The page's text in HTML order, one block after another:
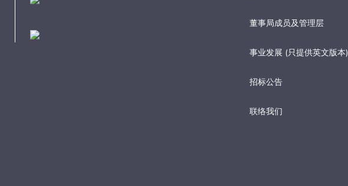
董事局成员及管理层
事业发展 (只提供英文版本)
招标公告
联络我们